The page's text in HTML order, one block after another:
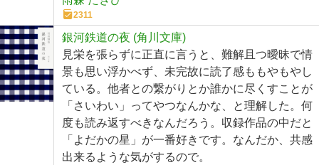
2311
銀河鉄道の夜 (角川文庫)
見栄を張らずに正直に言うと、難解且つ曖昧で情
景も思い浮かべず、未完故に読了感ももやもやし
ている。他者との繋がりとか誰かに尽くすことが
「さいわい」ってやつなんかな、と理解した。何
度も読み返すべきなんだろう。収録作品の中だと
「よだかの星」が一番好きです。なんだか、共感
出来るような気がするので。